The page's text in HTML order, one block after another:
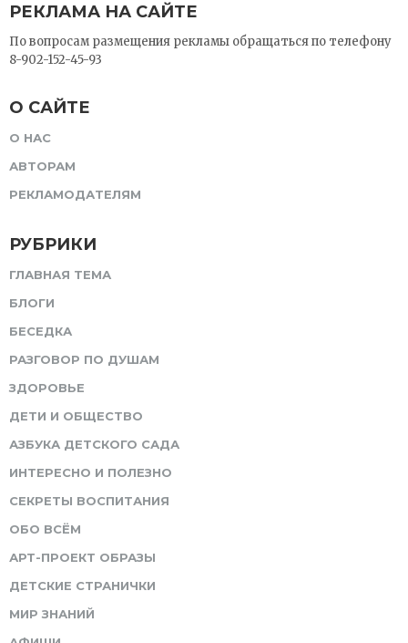
РЕКЛАМА НА САЙТЕ
По вопросам размещения рекламы обращаться по телефону
8-902-152-45-93
О САЙТЕ
О НАС
АВТОРАМ
РЕКЛАМОДАТЕЛЯМ
РУБРИКИ
ГЛАВНАЯ ТЕМА
БЛОГИ
БЕСЕДКА
РАЗГОВОР ПО ДУШАМ
ЗДОРОВЬЕ
ДЕТИ И ОБЩЕСТВО
АЗБУКА ДЕТСКОГО САДА
ИНТЕРЕСНО И ПОЛЕЗНО
СЕКРЕТЫ ВОСПИТАНИЯ
ОБО ВСЁМ
АРТ-ПРОЕКТ ОБРАЗЫ
ДЕТСКИЕ СТРАНИЧКИ
МИР ЗНАНИЙ